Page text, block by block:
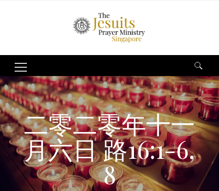
Search
for:
二零二零年十一
月六日 路16:1-6,
8